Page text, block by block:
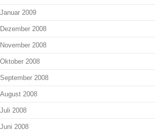
Januar 2009
Dezember 2008
November 2008
Oktober 2008
September 2008
August 2008
Juli 2008
Juni 2008